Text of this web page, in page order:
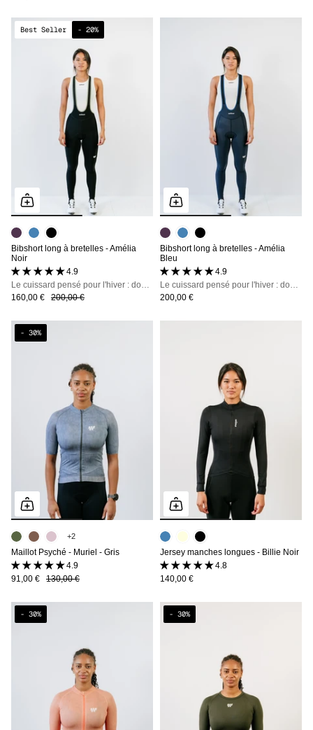
Best Seller - 20%
Bibshort long à bretelles - Amélia
Noir
4.9 (16 avis)
160,00 €
200,00 €
Bibshort long à bretelles - Amélia
Bleu
4.9 (16 avis)
200,00 €
- 30%
+2
Maillot Psyché - Muriel - Gris
4.9 (8 avis)
91,00 € 130,00 €
Jersey manches longues - Billie Noir
4.8 (8 avis)
140,00 €
- 30% - 30%